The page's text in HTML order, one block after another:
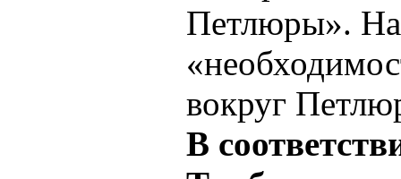
Петлюры». На
вокруг
В